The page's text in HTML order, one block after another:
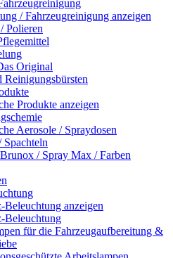
/ Fahrzeugreinigung anzeigen
Polieren
Original
Reinigungsbürsten
Produkte anzeigen
Aerosole / Spraydosen
/ Spray Max / Farben
Beleuchtung anzeigen
Beleuchtung
für die Fahrzeugaufbereitung &